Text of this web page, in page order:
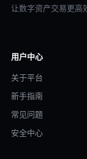
让数字资产交易更高
用户中心
关于平台
新手指南
常见问题
安全中心